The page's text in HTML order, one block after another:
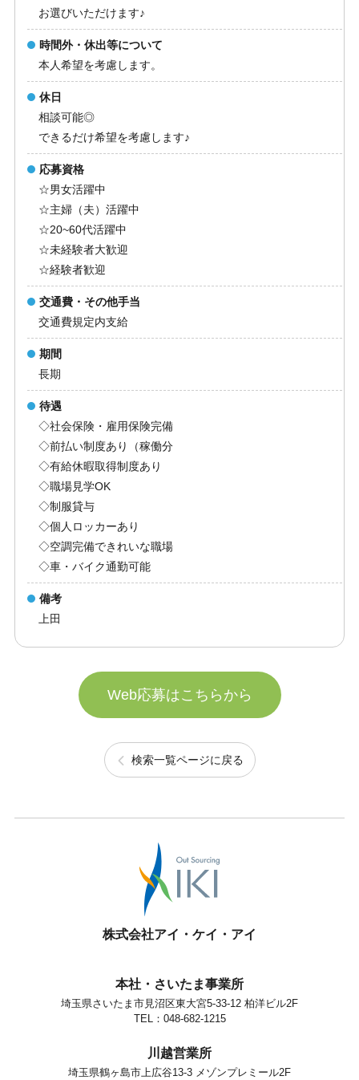
お選びいただけます♪
時間外・休出等について
本人希望を考慮します。
休日
相談可能◎
できるだけ希望を考慮します♪
応募資格
☆男女活躍中
☆主婦（夫）活躍中
☆20~60代活躍中
☆未経験者大歓迎
☆経験者歓迎
交通費・その他手当
交通費規定内支給
期間
長期
待遇
◇社会保険・雇用保険完備
◇前払い制度あり（稼働分
◇有給休暇取得制度あり
◇職場見学OK
◇制服貸与
◇個人ロッカーあり
◇空調完備できれいな職場
◇車・バイク通勤可能
備考
上田
Web応募はこちらから
検索一覧ページに戻る
株式会社アイ・ケイ・アイ
本社・さいたま事業所
埼玉県さいたま市見沼区東大宮5-33-12 柏洋ビル2F
TEL：048-682-1215
川越営業所
埼玉県鶴ヶ島市上広谷13-3 メゾンプレミール2F